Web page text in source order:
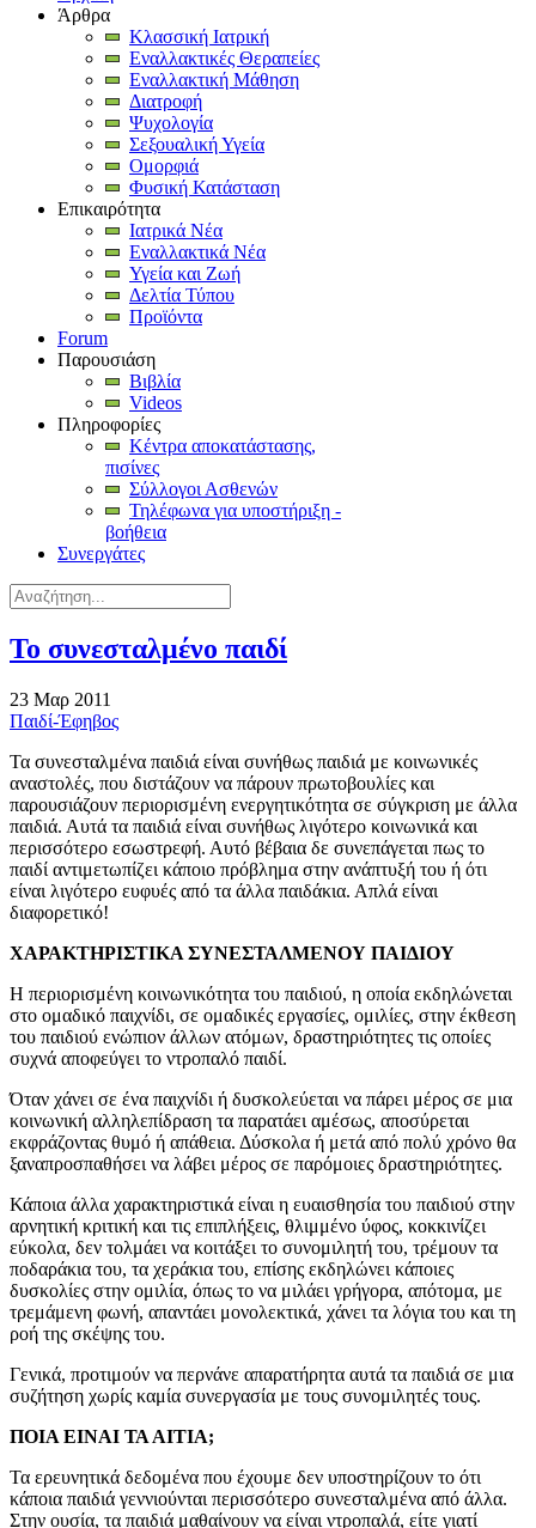
Άρθρα
Κλασσική Ιατρική
Εναλλακτικές Θεραπείες
Εναλλακτική Μάθηση
Διατροφή
Ψυχολογία
Σεξουαλική Υγεία
Ομορφιά
Φυσική Κατάσταση
Επικαιρότητα
Ιατρικά Νέα
Εναλλακτικά Νέα
Υγεία και Ζωή
Δελτία Τύπου
Προϊόντα
Forum
Παρουσιάση
Βιβλία
Videos
Πληροφορίες
Κέντρα αποκατάστασης,
πισίνες
Σύλλογοι Ασθενών
Τηλέφωνα για υποστήριξη -
βοήθεια
Συνεργάτες
Το συνεσταλμένο παιδί
23 Μαρ 2011
Παιδί-Έφηβος
Τα συνεσταλμένα παιδιά είναι συνήθως παιδιά με κοινωνικές
αναστολές, που διστάζουν να πάρουν πρωτοβουλίες και
παρουσιάζουν περιορισμένη ενεργητικότητα σε σύγκριση με άλλα
παιδιά. Αυτά τα παιδιά είναι συνήθως λιγότερο κοινωνικά και
περισσότερο εσωστρεφή. Αυτό βέβαια δε συνεπάγεται πως το
παιδί αντιμετωπίζει κάποιο πρόβλημα στην ανάπτυξή του ή ότι
είναι λιγότερο ευφυές από τα άλλα παιδάκια. Απλά είναι
διαφορετικό!
ΧΑΡΑΚΤΗΡΙΣΤΙΚΑ ΣΥΝΕΣΤΑΛΜΕΝΟΥ ΠΑΙΔΙΟΥ
Η περιορισμένη κοινωνικότητα του παιδιού, η οποία εκδηλώνεται
στο ομαδικό παιχνίδι, σε ομαδικές εργασίες, ομιλίες, στην έκθεση
του παιδιού ενώπιον άλλων ατόμων, δραστηριότητες τις οποίες
συχνά αποφεύγει το ντροπαλό παιδί.
Όταν χάνει σε ένα παιχνίδι ή δυσκολεύεται να πάρει μέρος σε μια
κοινωνική αλληλεπίδραση τα παρατάει αμέσως, αποσύρεται
εκφράζοντας θυμό ή απάθεια. Δύσκολα ή μετά από πολύ χρόνο θα
ξαναπροσπαθήσει να λάβει μέρος σε παρόμοιες δραστηριότητες.
Κάποια άλλα χαρακτηριστικά είναι η ευαισθησία του παιδιού στην
αρνητική κριτική και τις επιπλήξεις, θλιμμένο ύφος, κοκκινίζει
εύκολα, δεν τολμάει να κοιτάξει το συνομιλητή του, τρέμουν τα
ποδαράκια του, τα χεράκια του, επίσης εκδηλώνει κάποιες
δυσκολίες στην ομιλία, όπως το να μιλάει γρήγορα, απότομα, με
τρεμάμενη φωνή, απαντάει μονολεκτικά, χάνει τα λόγια του και τη
ροή της σκέψης του.
Γενικά, προτιμούν να περνάνε απαρατήρητα αυτά τα παιδιά σε μια
συζήτηση χωρίς καμία συνεργασία με τους συνομιλητές τους.
ΠΟΙΑ ΕΙΝΑΙ ΤΑ ΑΙΤΙΑ;
Τα ερευνητικά δεδομένα που έχουμε δεν υποστηρίζουν το ότι
κάποια παιδιά γεννιούνται περισσότερο συνεσταλμένα από άλλα.
Στην ουσία, τα παιδιά μαθαίνουν να είναι ντροπαλά, είτε γιατί